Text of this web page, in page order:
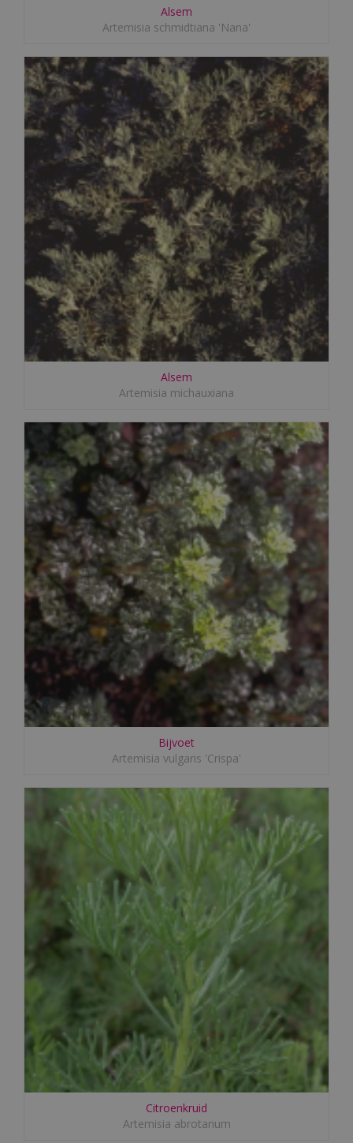
Alsem
Artemisia schmidtiana 'Nana'
Alsem
Artemisia michauxiana
Bijvoet
Artemisia vulgaris 'Crispa'
Citroenkruid
Artemisia abrotanum